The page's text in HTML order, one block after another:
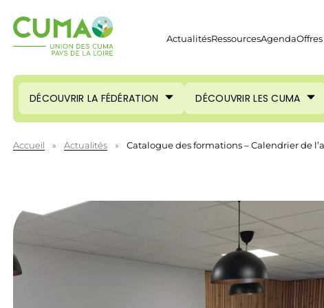
ActualitésRessourcesAgenda
DÉCOUVRIR LA FÉDÉRATION DÉCOUVRIR LES CUMA
Accueil » Actualités » Catalogue des formations – Calendrier de